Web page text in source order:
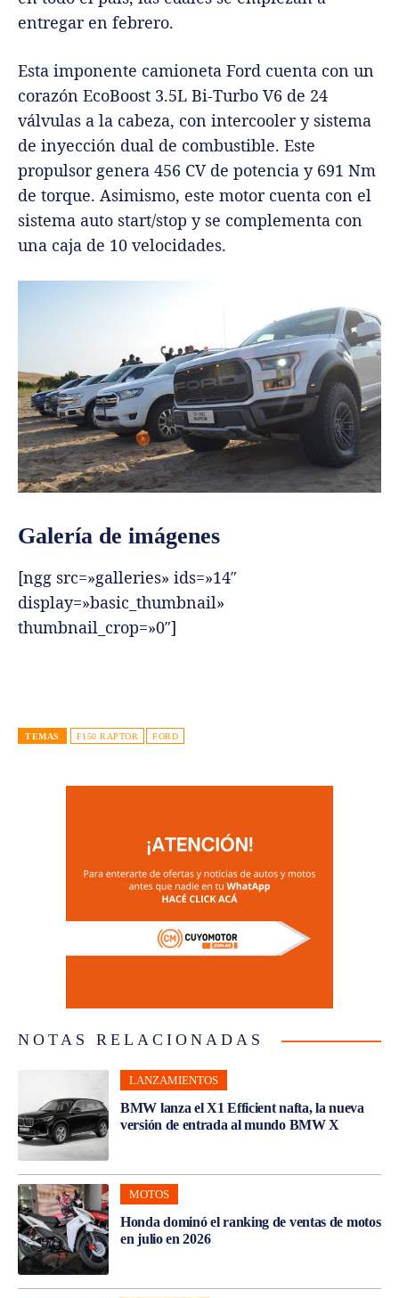
entregar en febrero.
Esta imponente camioneta Ford cuenta con un
corazón EcoBoost 3.5L Bi-Turbo V6 de 24
válvulas a la cabeza, con intercooler y sistema
de inyección dual de combustible. Este
propulsor genera 456 CV de potencia y 691 Nm
de torque. Asimismo, este motor cuenta con el
sistema auto start/stop y se complementa con
una caja de 10 velocidades.
Galería de imágenes
[ngg src=»galleries» ids=»14″
display=»basic_thumbnail»
thumbnail_crop=»0″]
TEMAS F150 RAPTOR FORD
NOTAS RELACIONADAS
LANZAMIENTOS
BMW lanza el X1 Efficient nafta, la nueva
versión de entrada al mundo BMW X
MOTOS
Honda dominó el ranking de ventas de motos
en julio en 2026